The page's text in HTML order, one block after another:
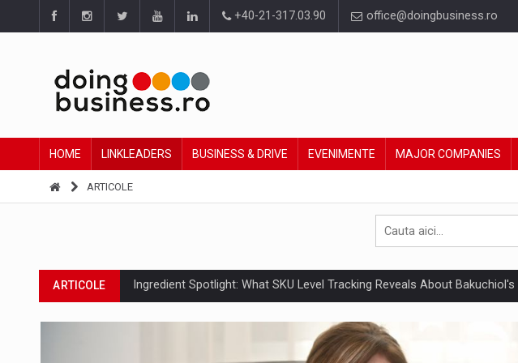
+40-21-317.03.90 office@doingbusiness.ro
HOME LINKLEADERS BUSINESS & DRIVE EVENIMENTE MAJOR COMPANIES
ARTICOLE
ARTICOLE Ingredient Spotlight: What SKU Level Tracking Reveals About
ARTICOLE Producatorii si comerciantii care nu se supun noilor reglementari UE
Raport PwC: Industria de media si divertisment din Romania va ajunge